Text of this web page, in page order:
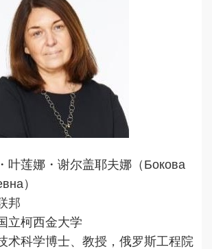
叶莲娜・谢尔盖耶夫娜（Бокова
）
邦
立柯西金大学
术科学博士、教授，俄罗斯工程院